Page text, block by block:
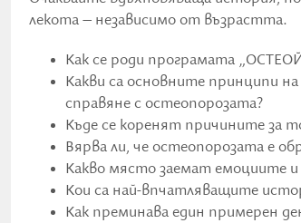
лекота – независимо от възрастта.
Как се роди програмата
Какви са основните принципи
справяне с остеопорозата?
Къде се коренят причините за
Вярва ли, че остеопорозата е
Какво място заемат емоциите
Кои са най-впчатляващите
Как преминава един примерен